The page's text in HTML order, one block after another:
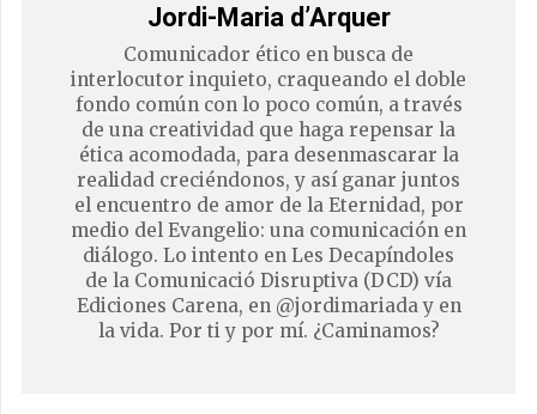
Jordi-Maria d’Arquer
Comunicador ético en busca de
interlocutor inquieto, craqueando el doble
fondo común con lo poco común, a través
de una creatividad que haga repensar la
ética acomodada, para desenmascarar la
realidad creciéndonos, y así ganar juntos
el encuentro de amor de la Eternidad, por
medio del Evangelio: una comunicación en
diálogo. Lo intento en Les Decapíndoles
de la Comunicació Disruptiva (DCD) vía
Ediciones Carena, en @jordimariada y en
la vida. Por ti y por mí. ¿Caminamos?